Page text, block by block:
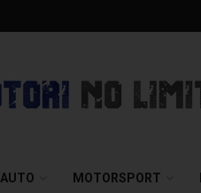
AUTO MOTORSPORT